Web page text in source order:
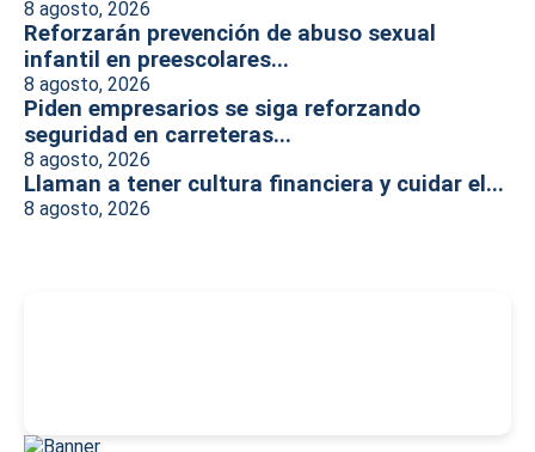
8 agosto, 2026
Reforzarán prevención de abuso sexual
infantil en preescolares...
8 agosto, 2026
Piden empresarios se siga reforzando
seguridad en carreteras...
8 agosto, 2026
Llaman a tener cultura financiera y cuidar el...
8 agosto, 2026